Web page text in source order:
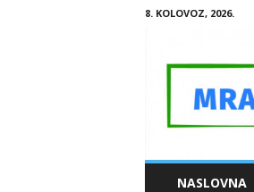
8. KOLOVOZ, 2026.
M
NASLOVNA